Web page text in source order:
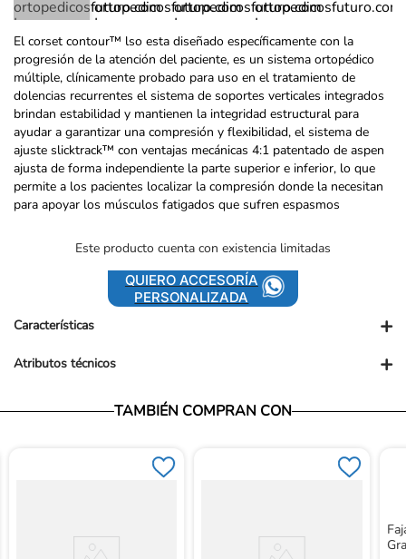
El corset contour™ lso esta diseñado específicamente con la
progresión de la atención del paciente, es un sistema ortopédico
múltiple, clínicamente probado para uso en el tratamiento de
dolencias recurrentes el sistema de soportes verticales integrados
brindan estabilidad y mantienen la integridad estructural para
ayudar a garantizar una compresión y flexibilidad, el sistema de
ajuste slicktrack™ con ventajas mecánicas 4:1 patentado de aspen
ajusta de forma independiente la parte superior e inferior, lo que
permite a los pacientes localizar la compresión donde la necesitan
para apoyar los músculos fatigados que sufren espasmos
Este producto cuenta con existencia limitadas
QUIERO ACCESORÍA
PERSONALIZADA
Características
+
Presentación comercial: UN
Atributos técnicos +
TAMBIÉN COMPRAN CON